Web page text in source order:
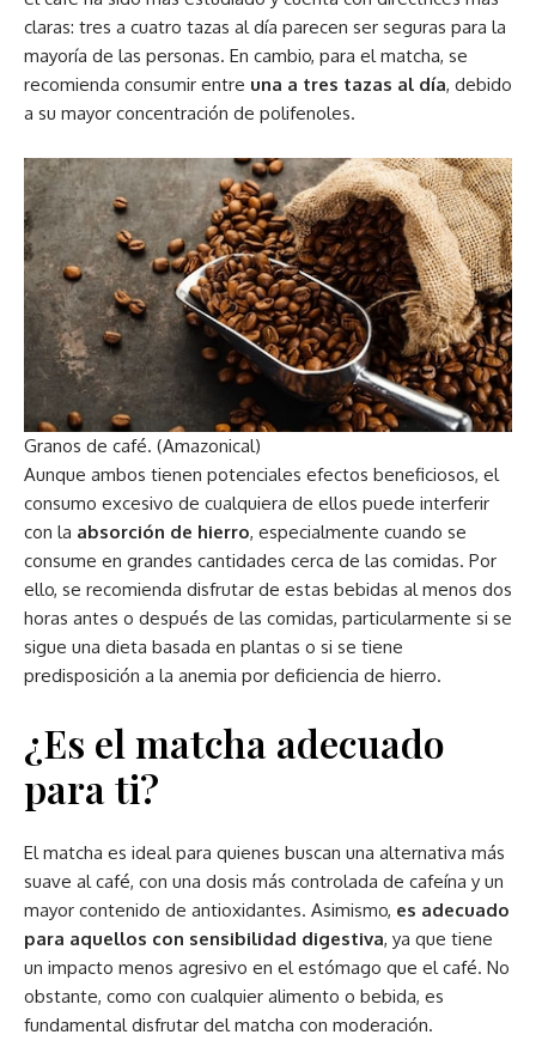
claras: tres a cuatro tazas al día parecen ser seguras para la
mayoría de las personas. En cambio, para el matcha, se
recomienda consumir entre una a tres tazas al día, debido
a su mayor concentración de polifenoles.
Granos de café. (Amazonical)
Aunque ambos tienen potenciales efectos beneficiosos, el
consumo excesivo de cualquiera de ellos puede interferir
con la absorción de hierro, especialmente cuando se
consume en grandes cantidades cerca de las comidas. Por
ello, se recomienda disfrutar de estas bebidas al menos dos
horas antes o después de las comidas, particularmente si se
sigue una dieta basada en plantas o si se tiene
predisposición a la anemia por deficiencia de hierro.
¿Es el matcha adecuado
para ti?
El matcha es ideal para quienes buscan una alternativa más
suave al café, con una dosis más controlada de cafeína y un
mayor contenido de antioxidantes. Asimismo, es adecuado
para aquellos con sensibilidad digestiva, ya que tiene
un impacto menos agresivo en el estómago que el café. No
obstante, como con cualquier alimento o bebida, es
fundamental disfrutar del matcha con moderación.